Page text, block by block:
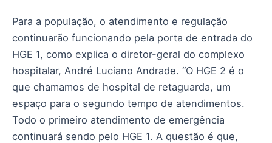
Para a população, o atendimento e regulação
continuarão funcionando pela porta de entrada do
HGE 1, como explica o diretor-geral do complexo
hospitalar, André Luciano Andrade. “O HGE 2 é o
que chamamos de hospital de retaguarda, um
espaço para o segundo tempo de atendimentos.
Todo o primeiro atendimento de emergência
continuará sendo pelo HGE 1. A questão é que,